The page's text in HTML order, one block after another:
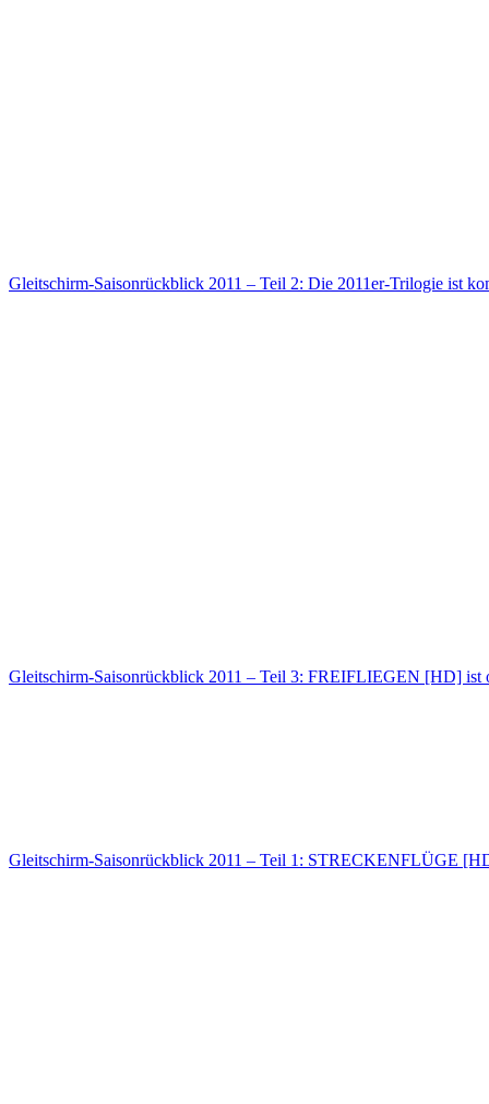
Gleitschirm-Saisonrückblick 2011 – Teil 2: Die 2011er-Trilogie ist
Gleitschirm-Saisonrückblick 2011 – Teil 3: FREIFLIEGEN [HD] ist
Gleitschirm-Saisonrückblick 2011 – Teil 1: STRECKENFLÜGE